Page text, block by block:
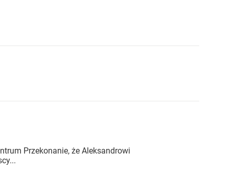
Przekonanie, że Aleksandrowi